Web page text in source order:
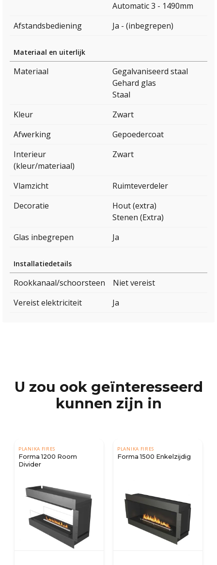
Automatic 3 - 1490mm
Afstandsbediening
Ja - (inbegrepen)
Materiaal en uiterlijk
Materiaal
Gegalvaniseerd staal
Gehard glas
Staal
Kleur
Zwart
Afwerking
Gepoedercoat
Interieur
(kleur/materiaal)
Zwart
Vlamzicht
Ruimteverdeler
Decoratie
Hout (extra)
Stenen (Extra)
Glas inbegrepen
Ja
Installatiedetails
Rookkanaal/schoorsteen
Niet vereist
Vereist elektriciteit
Ja
U zou ook geïnteresseerd
kunnen zijn in
PLANIKA FIRES
Forma 1200 Room
Divider
PLANIKA FIRES
Forma 1500 Enkelzijdig